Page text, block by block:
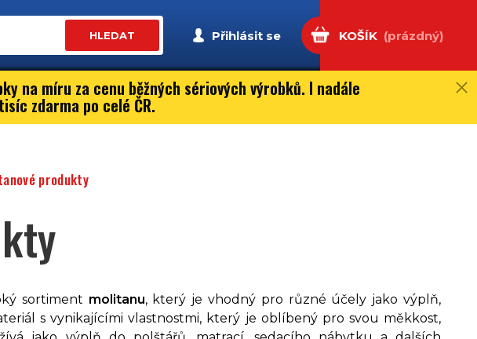
HLEDAT Přihlásit se KOŠÍK (prázdný)
na míru za cenu běžných sériových výrobků. I nadále
zdarma po celé ČR.
produkty
sortiment molitanu, který je vhodný pro různé účely jako výplň,
s vynikajícími vlastnostmi, který je oblíbený pro svou měkkost,